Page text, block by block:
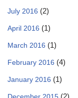
July 2016 (2)
April 2016 (1)
March 2016 (1)
February 2016 (4)
January 2016 (1)
(2)